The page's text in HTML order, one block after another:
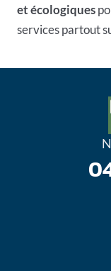
et écologiques
services partout